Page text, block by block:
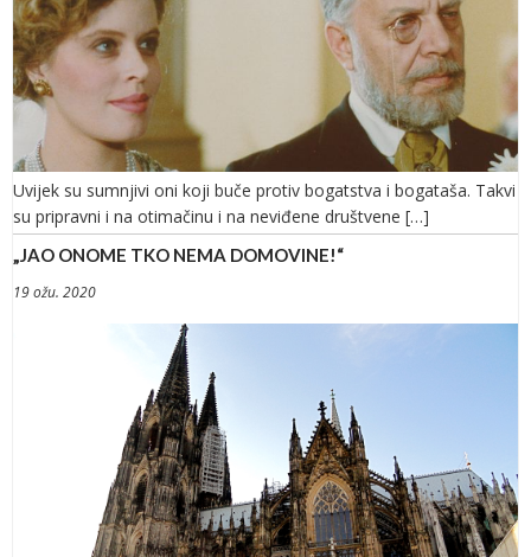
Uvijek su sumnjivi oni koji buče protiv bogatstva i bogataša. Takvi
su pripravni i na otimačinu i na neviđene društvene […]
„JAO ONOME TKO NEMA DOMOVINE!“
19 ožu. 2020